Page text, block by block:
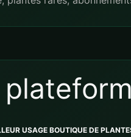
USAGE BOUTIQUE DE